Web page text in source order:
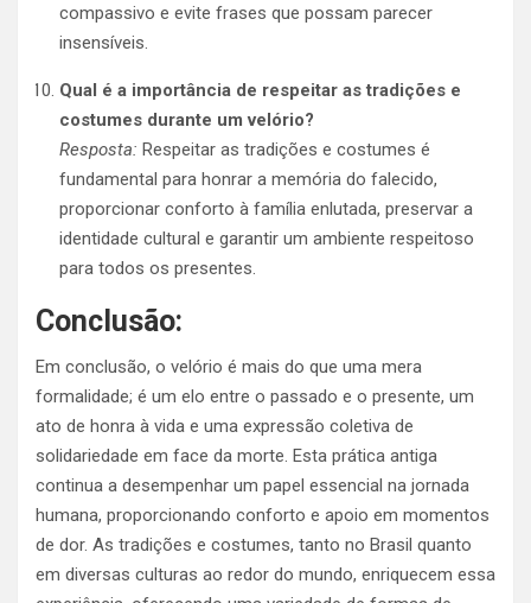
compassivo e evite frases que possam parecer
insensíveis.
Qual é a importância de respeitar as tradições e
costumes durante um velório?
Resposta: Respeitar as tradições e costumes é
fundamental para honrar a memória do falecido,
proporcionar conforto à família enlutada, preservar a
identidade cultural e garantir um ambiente respeitoso
para todos os presentes.
Conclusão:
Em conclusão, o velório é mais do que uma mera
formalidade; é um elo entre o passado e o presente, um
ato de honra à vida e uma expressão coletiva de
solidariedade em face da morte. Esta prática antiga
continua a desempenhar um papel essencial na jornada
humana, proporcionando conforto e apoio em momentos
de dor. As tradições e costumes, tanto no Brasil quanto
em diversas culturas ao redor do mundo, enriquecem essa